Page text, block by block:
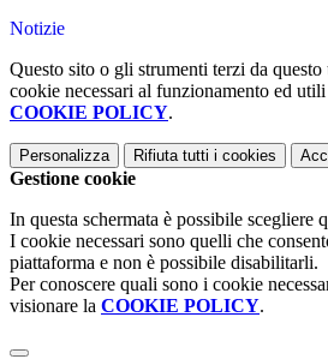
Notizie
Questo sito o gli strumenti terzi da
cookie necessari al funzionamento ed
COOKIE POLICY.
Personalizza Rifiuta tutti i cookies
Gestione cookie
In questa schermata è possibile scegliere
I cookie necessari sono quelli che
piattaforma e non è possibile disabilitarli.
Per conoscere quali sono i cookie
visionare la COOKIE POLICY.